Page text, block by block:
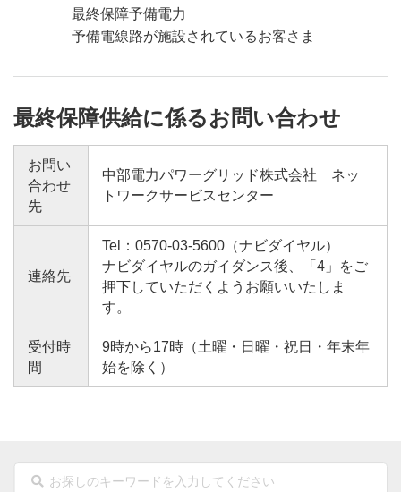
最終保障予備電力
予備電線路が施設されているお客さま
最終保障供給に係るお問い合わせ
お問い
合わせ
先
中部電力パワーグリッド株式会社 ネッ
トワークサービスセンター
連絡先
Tel：0570-03-5600（ナビダイヤル）
ナビダイヤルのガイダンス後、「4」をご
押下していただくようお願いいたしま
す。
受付時
間
9時から17時（土曜・日曜・祝日・年末年
始を除く）